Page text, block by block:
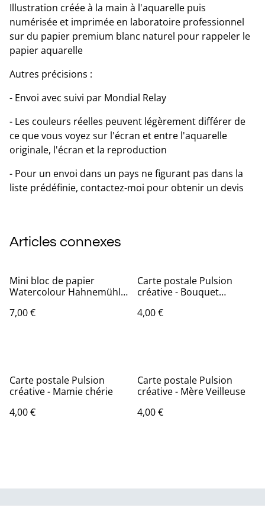
Illustration créée à la main à l'aquarelle puis
numérisée et imprimée en laboratoire professionnel
sur du papier premium blanc naturel pour rappeler le
papier aquarelle
Autres précisions :
- Envoi avec suivi par Mondial Relay
- Les couleurs réelles peuvent légèrement différer de
ce que vous voyez sur l'écran et entre l'aquarelle
originale, l'écran et la reproduction
- Pour un envoi dans un pays ne figurant pas dans la
liste prédéfinie, contactez-moi pour obtenir un devis
Articles connexes
Mini bloc de papier
Watercolour Hahnemühle
100% coton 10 feuilles
7,00 €
Carte postale Pulsion
créative - Bouquet
4,00 €
Carte postale Pulsion
créative - Mamie chérie
4,00 €
Carte postale Pulsion
créative - Mère Veilleuse
4,00 €